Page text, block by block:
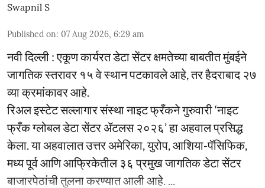
Swapnil S
Published on: 07 Aug 2026, 6:29 am
नवी दिल्ली : एकूण कार्यरत डेटा सेंटर क्षमतेच्या बाबतीत मुंबईने
जागतिक स्तरावर १५ वे स्थान पटकावले आहे, तर हैदराबाद २७
व्या क्रमांकावर आहे.
रिअल इस्टेट सल्लागार संस्था नाइट फ्रँकने गुरुवारी ‘नाइट
फ्रँक ग्लोबल डेटा सेंटर ॲटलस २०२६’ हा अहवाल प्रसिद्ध
केला. या अहवालात उत्तर अमेरिका, युरोप, आशिया-पॅसिफिक,
मध्य पूर्व आणि आफ्रिकेतील ३६ प्रमुख जागतिक डेटा सेंटर
बाजारपेठांची तुलना करण्यात आली आहे. ...